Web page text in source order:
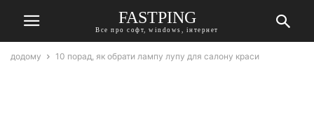
FASTPING
Все про софт, windows, інтернет
додому 10 порад, як обрати лампу лупу для салону краси